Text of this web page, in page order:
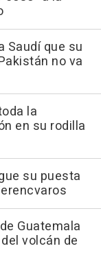
Saudí que su
no va
la
en su rodilla
su puesta
Guatemala
volcán de